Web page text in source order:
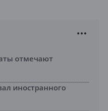
отмечают
иностранного